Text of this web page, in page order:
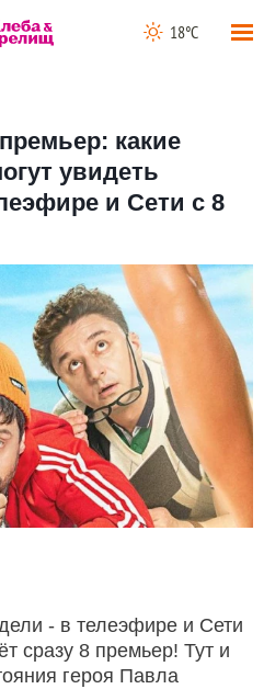
18°C
какие
увидеть
и Сети с 8
- в телеэфире и Сети
сразу 8 премьер! Тут и
героя Павла